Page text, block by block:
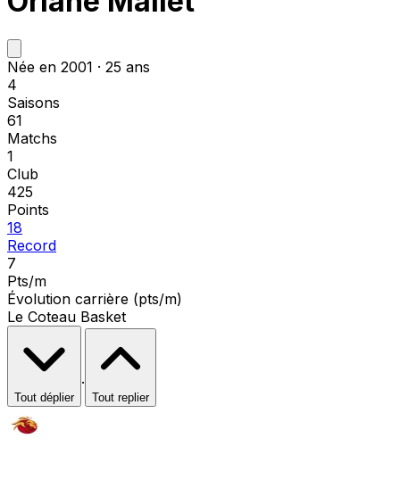
Née en 2001 · 25 ans
4
Saisons
61
Matchs
1
Club
425
Points
18
Record
7
Pts/m
Évolution carrière (pts/m)
Le Coteau Basket
Tout déplier
·
Tout replier